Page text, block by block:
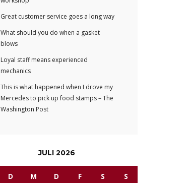
Great customer service goes a long way
What should you do when a gasket
blows
Loyal staff means experienced
mechanics
This is what happened when I drove my
Mercedes to pick up food stamps – The
Washington Post
JULI 2026
D M D F S S